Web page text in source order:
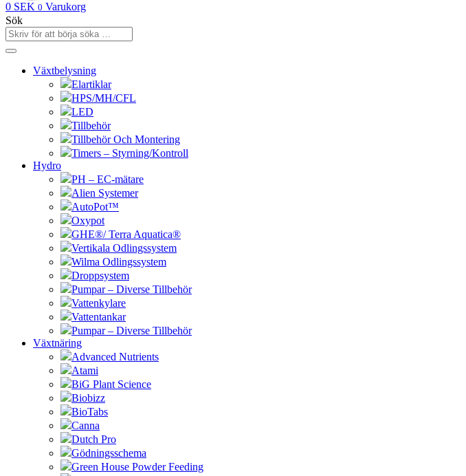
0 SEK 0 Varukorg
Sök
Växtbelysning
Elartiklar
HPS/MH/CFL
LED
Tillbehör
Tillbehör Och Montering
Timers – Styrning/Kontroll
Hydro
PH – EC-mätare
Alien Systemer
AutoPot™
Oxypot
GHE®/ Terra Aquatica®
Vertikala Odlingssystem
Wilma Odlingssystem
Droppsystem
Pumpar – Diverse Tillbehör
Vattenkylare
Vattentankar
Pumpar – Diverse Tillbehör
Växtnäring
Advanced Nutrients
Atami
BiG Plant Science
Biobizz
BioTabs
Canna
Dutch Pro
Gödningsschema
Green House Powder Feeding